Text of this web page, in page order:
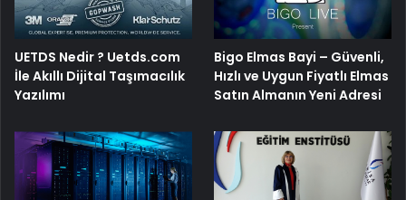
UETDS Nedir ? Uetds.com
İle Akıllı Dijital Taşımacılık
Yazılımı
Bigo Elmas Bayi – Güvenli,
Hızlı ve Uygun Fiyatlı Elmas
Satın Almanın Yeni Adresi